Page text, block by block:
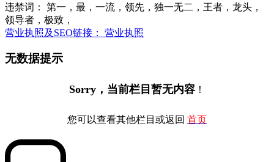
违禁词： 第一，最，一流，领先，独一无二，王者，龙头，
领导者，极致，
营业执照及SEO链接： 营业执照
无数据提示
Sorry，当前栏目暂无内容 ！
您可以查看其他栏目或返回 首页